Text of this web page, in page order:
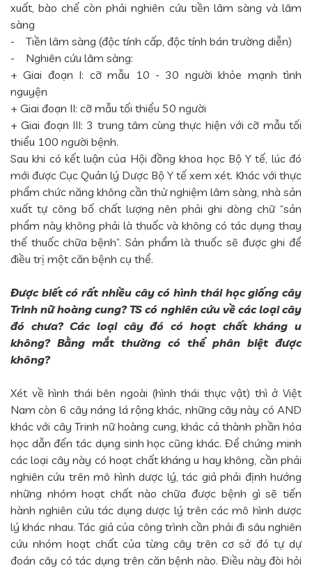
xuất, bào chế còn phải nghiên cứu tiền lâm sàng và lâm
sàng
- Tiền lâm sàng (độc tính cấp, độc tính bán trường diễn)
- Nghiên cứu lâm sàng:
+ Giai đoạn I: cỡ mẫu 10 - 30 người khỏe mạnh tình
nguyện
+ Giai đoạn II: cỡ mẫu tối thiểu 50 người
+ Giai đoạn III: 3 trung tâm cùng thực hiện với cỡ mẫu tối
thiểu 100 người bệnh.
Sau khi có kết luận của Hội đồng khoa học Bộ Y tế, lúc đó
mới được Cục Quản lý Dược Bộ Y tế xem xét. Khác với thực
phẩm chức năng không cần thử nghiệm lâm sàng, nhà sản
xuất tự công bố chất lượng nên phải ghi dòng chữ “sản
phẩm này không phải là thuốc và không có tác dụng thay
thế thuốc chữa bệnh”. Sản phẩm là thuốc sẽ được ghi để
điều trị một căn bệnh cụ thể.
Được biết có rất nhiều cây có hình thái học giống cây
Trinh nữ hoàng cung? TS có nghiên cứu về các loại cây
đó chưa? Các loại cây đó có hoạt chất kháng u
không? Bằng mắt thường có thể phân biệt được
không?
Xét về hình thái bên ngoài (hình thái thực vật) thì ở Việt
Nam còn 6 cây náng lá rộng khác, những cây này có AND
khác với cây Trinh nữ hoàng cung, khác cả thành phần hóa
học dẫn đến tác dụng sinh học cũng khác. Để chứng minh
các loại cây này có hoạt chất kháng u hay không, cần phải
nghiên cứu trên mô hình dược lý, tác giả phải định hướng
những nhóm hoạt chất nào chữa được bệnh gì sẽ tiến
hành nghiên cứu tác dụng dược lý trên các mô hình dược
lý khác nhau. Tác giả của công trình cần phải đi sâu nghiên
cứu nhóm hoạt chất của từng cây trên cơ sở đó tự dự
đoán cây có tác dụng trên căn bệnh nào. Điều này đòi hỏi